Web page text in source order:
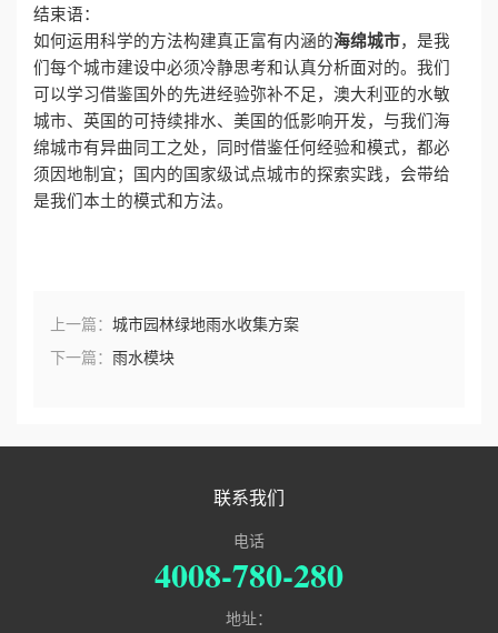
结束语：
如何运用科学的方法构建真正富有内涵的海绵城市，是我
们每个城市建设中必须冷静思考和认真分析面对的。我们
可以学习借鉴国外的先进经验弥补不足，澳大利亚的水敏
城市、英国的可持续排水、美国的低影响开发，与我们海
绵城市有异曲同工之处，同时借鉴任何经验和模式，都必
须因地制宜；国内的国家级试点城市的探索实践，会带给
是我们本土的模式和方法。
上一篇： 城市园林绿地雨水收集方案
下一篇： 雨水模块
联系我们
电话
4008-780-280
地址：